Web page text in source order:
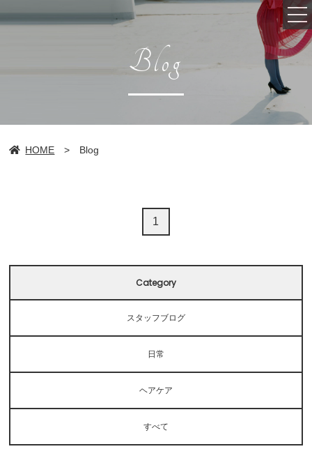
Blog
News
HOME > Blog
1
Category
スタッフブログ
日常
ヘアケア
すべて